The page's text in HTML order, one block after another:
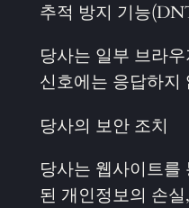
추적 방지 기능
당사는 일부 브라
신호에는 응답하지
당사의 보안 조치
당사는 웹사이트를
된 개인정보의 손